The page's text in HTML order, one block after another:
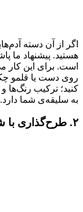
اگر از آن دسته
هستید. پیشنهاد ما
است. برای این کار
روی دست یا قلمو
کنید؛ ترکیب رنگ‌ها
به سلیقه‌ی شما دارد.
۲. طرح‌گذاری با شابلون روی شلوار جین